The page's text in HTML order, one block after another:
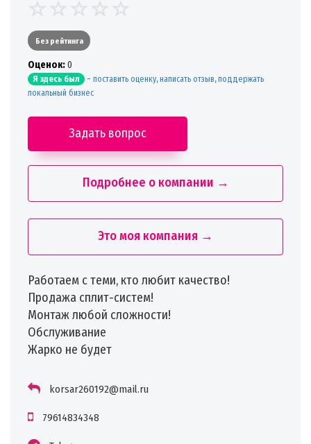
Без рейтинга
Oценок:0
Я здесь был - поставить оценку, написать отзыв, поддержать
локальный бизнес
Задать вопрос
Подробнее о компании →
Это моя компания →
Работаем с теми, кто любит качество!
Продажа сплит-систем!
Монтаж любой сложности!
Обслуживание
Жарко не будет
korsar260192@mail.ru
79614834348